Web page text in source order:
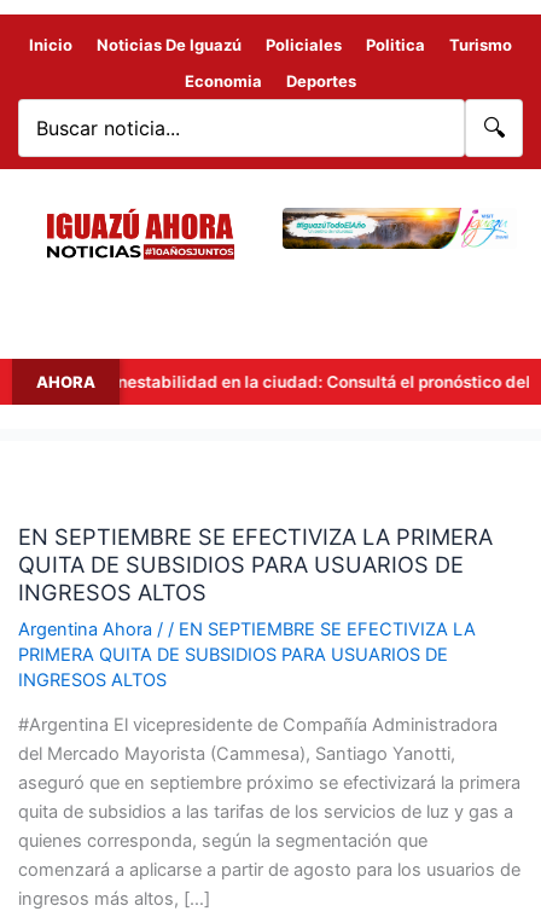
Inicio Noticias De Iguazú Policiales Politica
Turismo
Economia
Deportes
🔍
AHORAInestabilidad en la ciudad: Consultá el pronóstico del
EN SEPTIEMBRE SE EFECTIVIZA LA PRIMERA
QUITA DE SUBSIDIOS PARA USUARIOS DE
INGRESOS ALTOS
Argentina Ahora / / EN SEPTIEMBRE SE EFECTIVIZA LA
PRIMERA QUITA DE SUBSIDIOS PARA USUARIOS DE
INGRESOS ALTOS
#Argentina El vicepresidente de Compañía Administradora
del Mercado Mayorista (Cammesa), Santiago Yanotti,
aseguró que en septiembre próximo se efectivizará la primera
quita de subsidios a las tarifas de los servicios de luz y gas a
quienes corresponda, según la segmentación que
comenzará a aplicarse a partir de agosto para los usuarios de
ingresos más altos, […]
SE
EFECTIVIZA
LA
PRIMERA
QUITA
DE
SUBSIDIOS
PARA
USUARIOS
INGRESOS
ALTOS